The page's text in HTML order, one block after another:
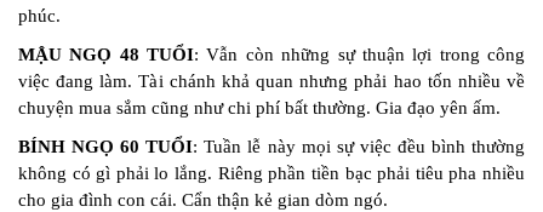
phúc.
MẬU NGỌ 48 TUỔI: Vẫn còn những sự thuận lợi trong công
việc đang làm. Tài chánh khả quan nhưng phải hao tốn nhiều về
chuyện mua sắm cũng như chi phí bất thường. Gia đạo yên ấm.
BÍNH NGỌ 60 TUỔI: Tuần lễ này mọi sự việc đều bình thường
không có gì phải lo lắng. Riêng phần tiền bạc phải tiêu pha nhiều
cho gia đình con cái. Cẩn thận kẻ gian dòm ngó.